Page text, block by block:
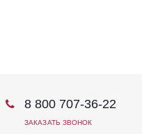
8 800 707-36-22
ЗАКАЗАТЬ ЗВОНОК